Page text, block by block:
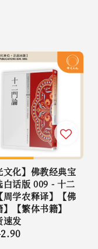
文化】佛教经典宝
白话版 009 - 十二
周学农释译】【佛
【繁体书籍】
速发